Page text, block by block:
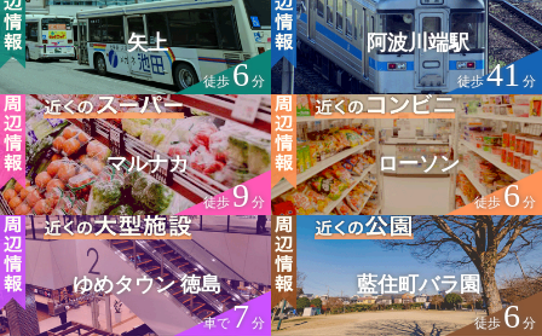
矢上
徒歩6分
阿波川端駅
徒歩41 分
マルナカ
徒歩9分
ローソン
徒歩6分
ゆめタウン 徳島
車で7分
藍住町バラ園
徒歩6分